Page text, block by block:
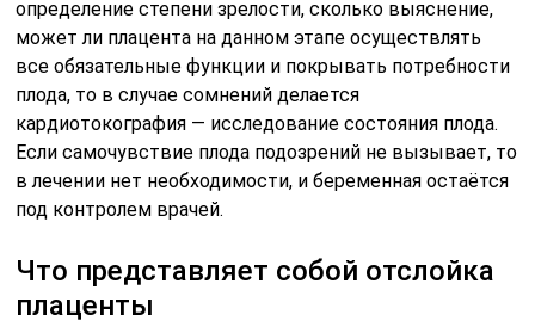
определение степени зрелости, сколько выяснение,
может ли плацента на данном этапе осуществлять
все обязательные функции и покрывать потребности
плода, то в случае сомнений делается
кардиотокография — исследование состояния плода.
Если самочувствие плода подозрений не вызывает, то
в лечении нет необходимости, и беременная остаётся
под контролем врачей.
Что представляет собой отслойка
плаценты